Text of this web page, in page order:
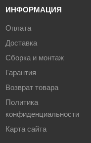
ИНФОРМАЦИЯ
Оплата
Доставка
Сборка и монтаж
Гарантия
Возврат товара
Политика
конфиденциальности
Карта сайта